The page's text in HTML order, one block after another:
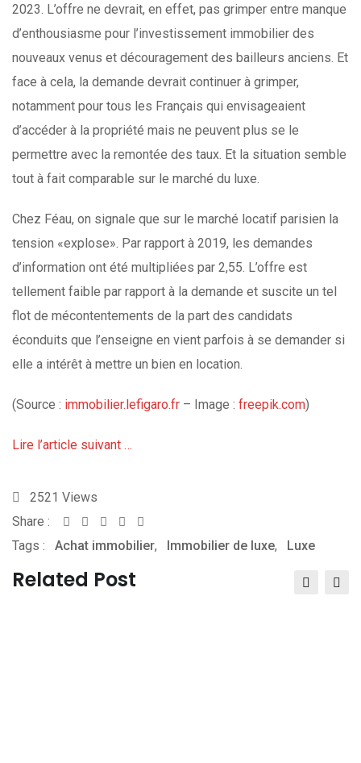
2023. L’offre ne devrait, en effet, pas grimper entre manque
d’enthousiasme pour l’investissement immobilier des
nouveaux venus et découragement des bailleurs anciens. Et
face à cela, la demande devrait continuer à grimper,
notamment pour tous les Français qui envisageaient
d’accéder à la propriété mais ne peuvent plus se le
permettre avec la remontée des taux. Et la situation semble
tout à fait comparable sur le marché du luxe.
Chez Féau, on signale que sur le marché locatif parisien la
tension «explose». Par rapport à 2019, les demandes
d’information ont été multipliées par 2,55. L’offre est
tellement faible par rapport à la demande et suscite un tel
flot de mécontentements de la part des candidats
éconduits que l’enseigne en vient parfois à se demander si
elle a intérêt à mettre un bien en location.
(Source : immobilier.lefigaro.fr – Image : freepik.com)
Lire l’article suivant …
2521 Views
Share :
Whatsapp
Share
via
Email
Tags : Achat immobilier, Immobilier de luxe, Luxe
Related Post